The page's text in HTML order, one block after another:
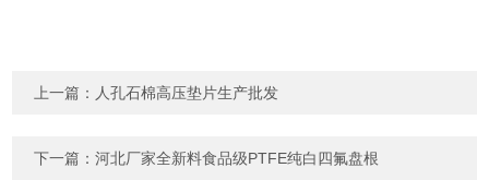
上一篇： 人孔石棉高压垫片生产批发
下一篇：河北厂家全新料食品级PTFE纯白四氟盘根